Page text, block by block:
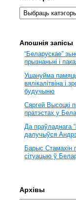
Апошнія запісы
“Беларускае”
прызнаньні і
Ушануйма
вялікалітвіна і
будучыню
Сяргей Высоцкі
пратэстах у
Да праўладнага
далучыўся
Барыс Стамахін
сітуацыю ў
Архівы